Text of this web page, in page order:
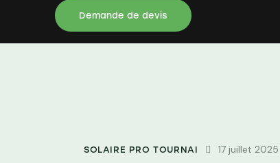
Demande de devis
SOLAIRE PRO TOURNAI 17 juillet 2025